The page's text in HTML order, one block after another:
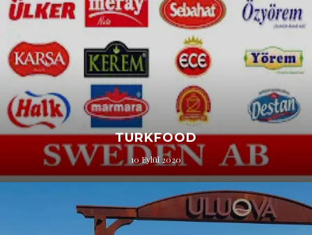
TURKFOOD
10 Eylül 2020